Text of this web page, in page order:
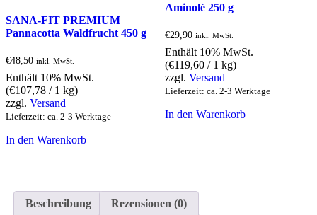
SANA-FIT PREMIUM
Pannacotta Waldfrucht 450 g
€48,50 inkl. MwSt.
Enthält 10% MwSt.
(€107,78 / 1 kg)
zzgl. Versand
Lieferzeit: ca. 2-3 Werktage
In den Warenkorb
Aminolé 250 g
€29,90 inkl. MwSt.
Enthält 10% MwSt.
(€119,60/ 1 kg)
zzgl. Versand
Lieferzeit: ca. 2-3 Werktage
In den Warenkorb
Beschreibung Rezensionen (0)